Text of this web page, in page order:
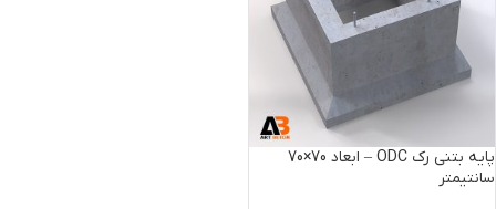
پایه بتنی رک ODC – ابعاد 70×70
سانتیمتر